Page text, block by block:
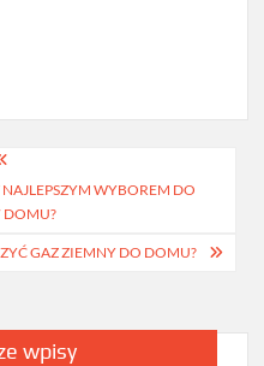
WYBOREM DO
DOMU?
GAZ ZIEMNY DO DOMU?
wpisy